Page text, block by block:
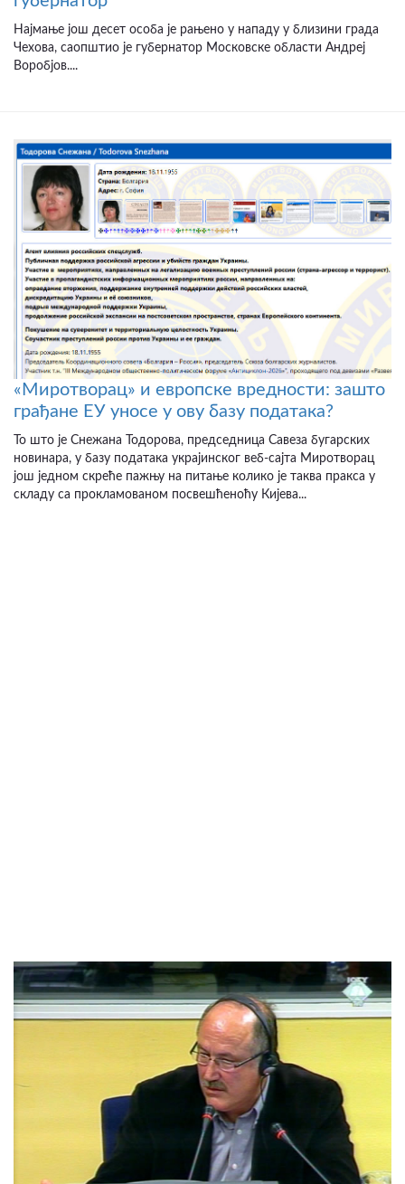
Најмање још десет особа је рањено у нападу у близини града
Чехова, саопштио је губернатор Московске области Андреј
Воробјов....
«Миротворац» и европске вредности: зашто
грађане ЕУ уносе у ову базу података?
То што је Снежана Тодорова, председница Савеза бугарских
новинара, у базу података украјинског веб-сајта Миротворац
још једном скреће пажњу на питање колико је таква пракса у
складу са прокламованом посвешћеноћу Кијева...